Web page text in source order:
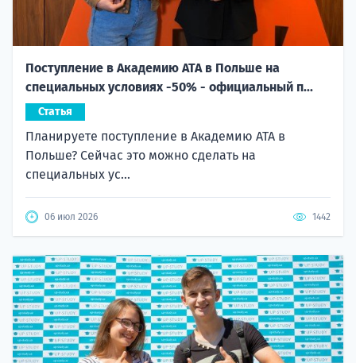
Поступление в Академию ATA в Польше на
специальных условиях -50% - официальный п...
Статья
Планируете поступление в Академию ATA в
Польше? Сейчас это можно сделать на
специальных ус...
06 июл 2026 1442